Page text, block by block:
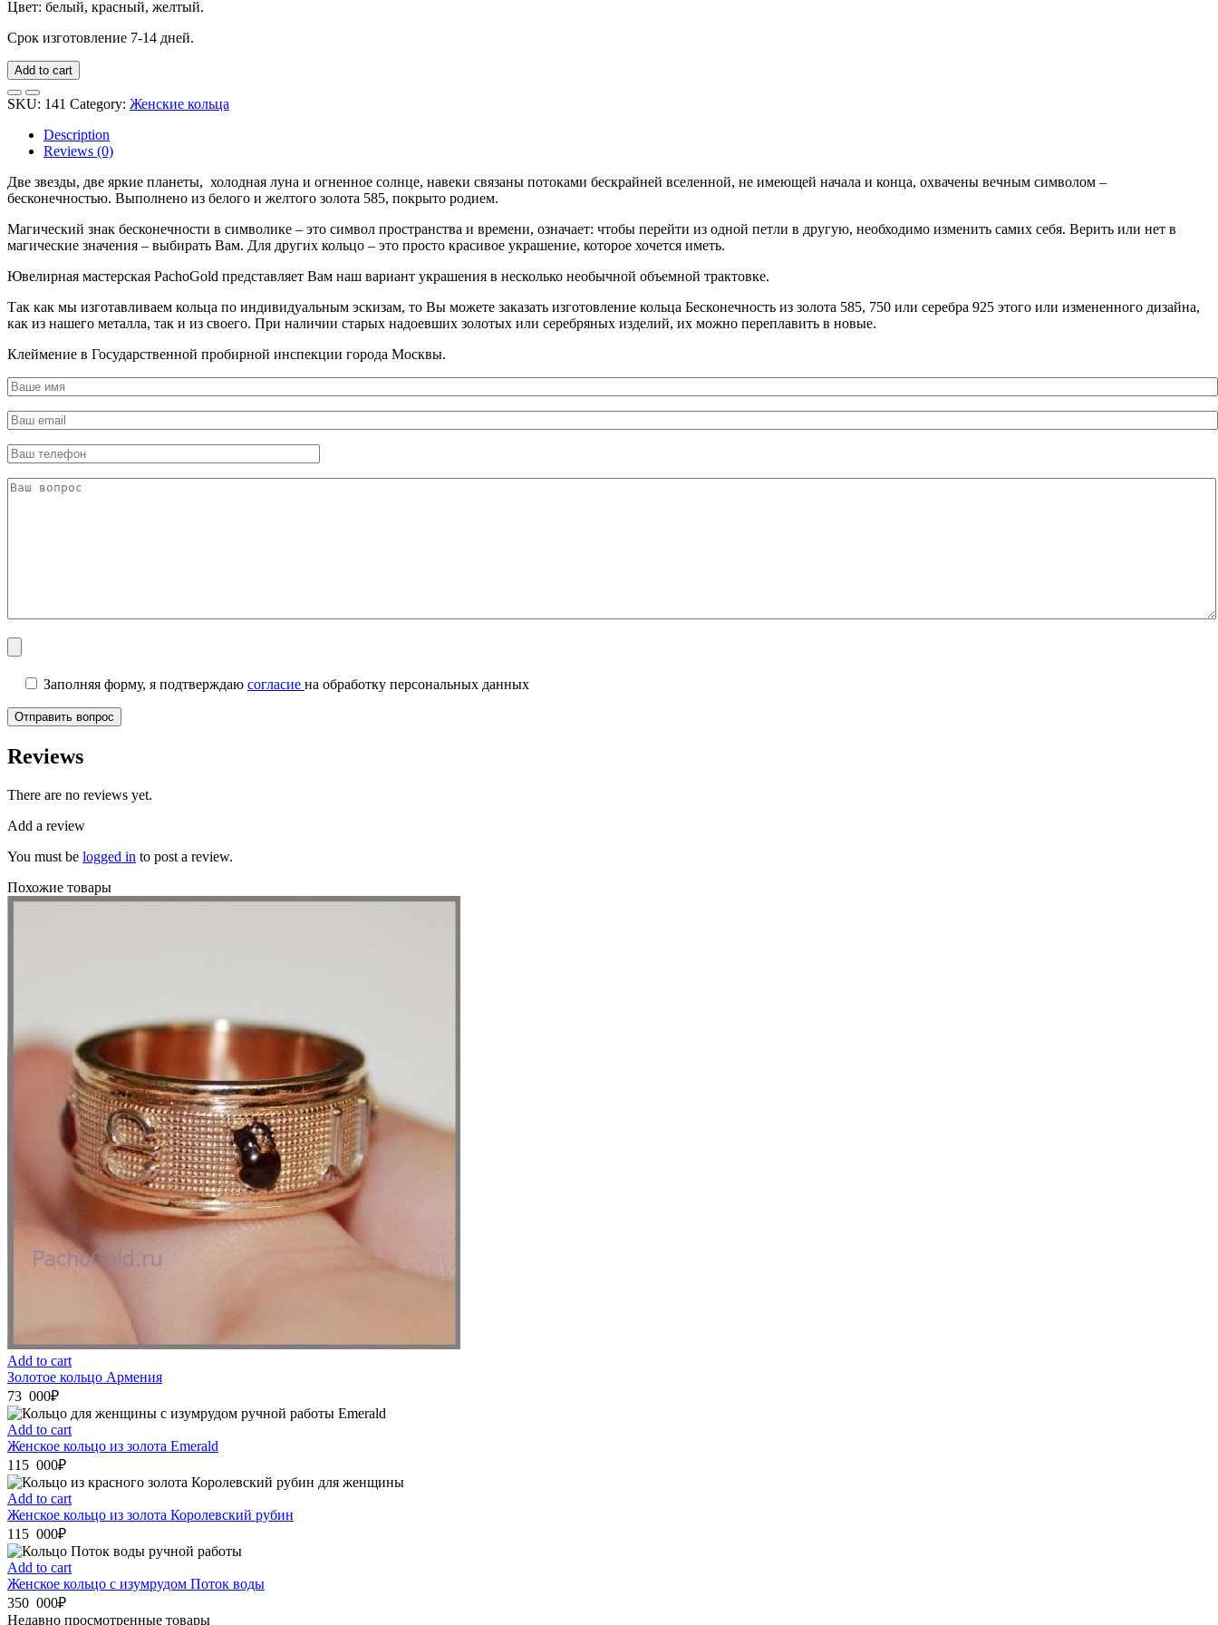
Цвет: белый, красный, желтый.
Срок изготовление 7-14 дней.
Add to cart
SKU: 141 Category: Женские кольца
Description
Reviews (0)
Две звезды, две яркие планеты, холодная луна и огненное солнце, навеки связаны потоками бескрайней вселенной, не имеющей начала и конца, охвачены вечным символом –
бесконечностью. Выполнено из белого и желтого золота 585, покрыто родием.
Магический знак бесконечности в символике – это символ пространства и времени, означает: чтобы перейти из одной петли в другую, необходимо изменить самих себя. Верить или нет в
магические значения – выбирать Вам. Для других кольцо – это просто красивое украшение, которое хочется иметь.
Ювелирная мастерская PachoGold представляет Вам наш вариант украшения в несколько необычной объемной трактовке.
Так как мы изготавливаем кольца по индивидуальным эскизам, то Вы можете заказать изготовление кольца Бесконечность из золота 585, 750 или серебра 925 этого или измененного дизайна,
как из нашего металла, так и из своего. При наличии старых надоевших золотых или серебряных изделий, их можно переплавить в новые.
Клеймение в Государственной пробирной инспекции города Москвы.
Заполняя форму, я подтверждаю согласие на обработку персональных данных
Reviews
There are no reviews yet.
Add a review
You must be logged in to post a review.
Похожие товары
Add to cart
Золотое кольцо Армения
73 000₽
Add to cart
Женское кольцо из золота Emerald
115 000₽
Add to cart
Женское кольцо из золота Королевский рубин
115 000₽
Add to cart
Женское кольцо с изумрудом Поток воды
350 000₽
Недавно просмотренные товары